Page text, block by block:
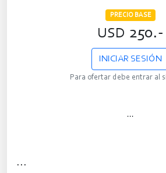
PRECIO BASE
USD 250.-
INICIAR SESIÓN
Para ofertar debe entrar al
...
...